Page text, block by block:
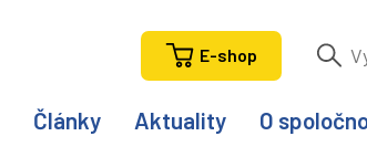
E-shop
Články Aktuality O